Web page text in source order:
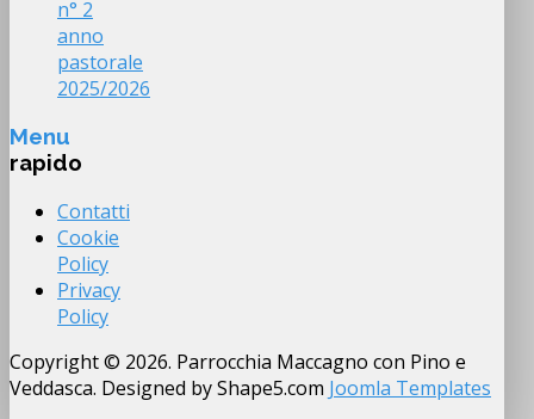
n° 2
anno
pastorale
2025/2026
Menu
rapido
Contatti
Cookie
Policy
Privacy
Policy
Copyright © 2026. Parrocchia Maccagno con Pino e
Veddasca. Designed by Shape5.com Joomla Templates